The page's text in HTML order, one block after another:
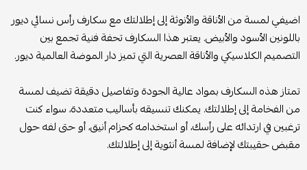
اضيفي لمسة من الأناقة والأنوثة إلى إطلالتك مع سكارف رأس نسائي ديور
باللونين الأسود والأبيض. يعتبر هذا السكارف تحفة فنية تجمع بين
التصميم الكلاسيكي والأناقة العصرية التي تميز دار الموضة العالمية ديور.
تمتاز هذه السكارف بمواد عالية الجودة وتفاصيل دقيقة تضيف لمسة
من الفخامة إلى إطلالتك. يمكنك تنسيقه بأساليب متعددة، سواء كنت
ترغبين في ارتدائه على رأسك، أو استخدامه كحزام أنيق، أو حتى لفه حول
مقبض حقيبتك لإضافة لمسة أنثوية إلى إطلالتك.